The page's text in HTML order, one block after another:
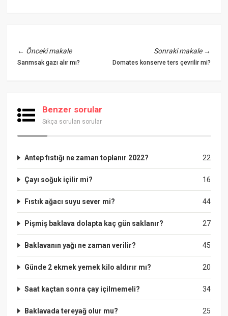
← Önceki makale
Sarımsak gazı alır mı?
Sonraki makale→
Domates konserve ters çevrilir mi?
Benzer sorular
Sıkça sorulan sorular
22
Antep fıstığı ne zaman toplanır 2022?
16
Çayı soğuk içilir mi?
44
Fıstık ağacı suyu sever mi?
27
Pişmiş baklava dolapta kaç gün saklanır?
45
Baklavanın yağı ne zaman verilir?
20
Günde 2 ekmek yemek kilo aldırır mı?
34
Saat kaçtan sonra çay içilmemeli?
25
Baklavada tereyağ olur mu?